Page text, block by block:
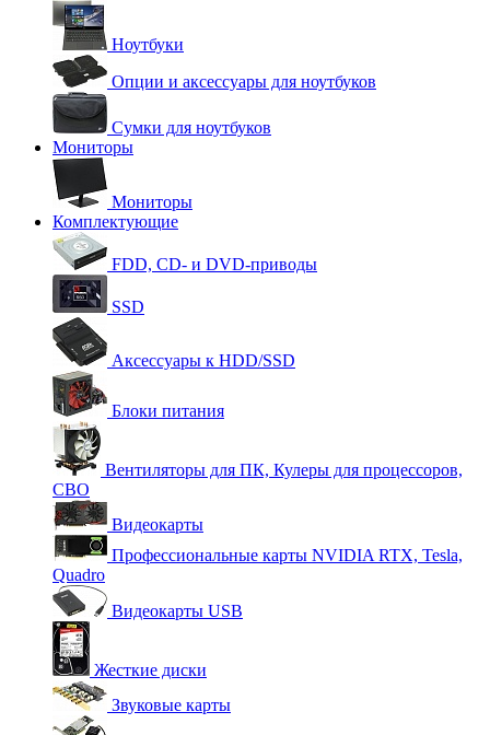
Ноутбуки
Опции и аксессуары для ноутбуков
Сумки для ноутбуков
Мониторы
Мониторы
Комплектующие
FDD, CD- и DVD-приводы
SSD
Аксессуары к HDD/SSD
Блоки питания
Вентиляторы для ПК, Кулеры для процессоров,
СВО
Видеокарты
Профессиональные карты NVIDIA RTX, Tesla,
Quadro
Видеокарты USB
Жесткие диски
Звуковые карты